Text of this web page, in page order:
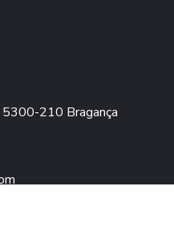
5300-210 Bragança